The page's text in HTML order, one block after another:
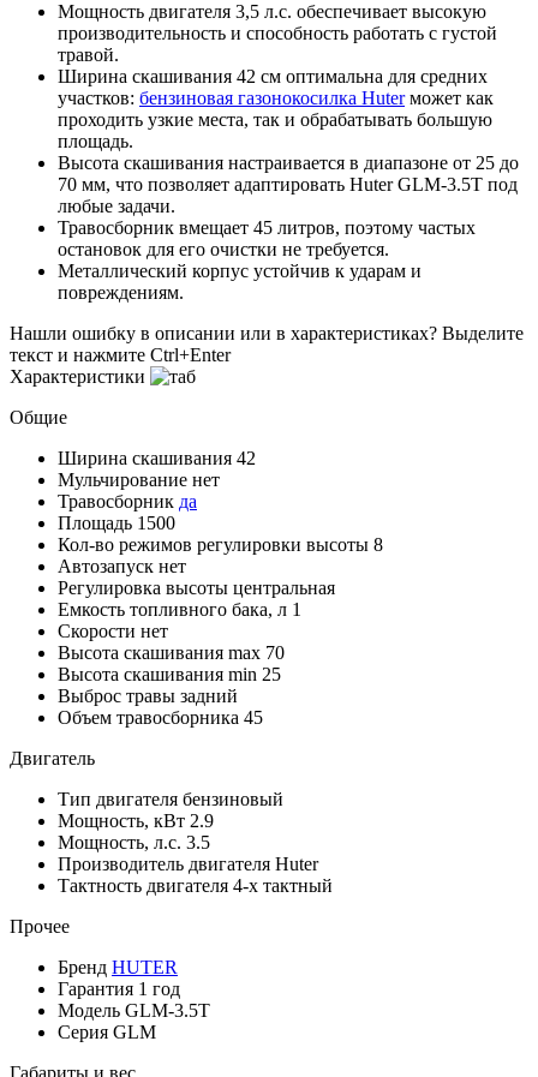
Мощность двигателя 3,5 л.с. обеспечивает высокую
производительность и способность работать с густой
травой.
Ширина скашивания 42 см оптимальна для средних
участков: бензиновая газонокосилка Huterможет как
проходить узкие места, так и обрабатывать большую
площадь.
Высота скашивания настраивается в диапазоне от 25 до
70 мм, что позволяет адаптировать Huter GLM-3.5T под
любые задачи.
Травосборник вмещает 45 литров, поэтому частых
остановок для его очистки не требуется.
Металлический корпус устойчив к ударам и
повреждениям.
Нашли ошибку в описании или в характеристиках? Выделите
текст и нажмите Ctrl+Enter
Характеристики
Общие
Ширина скашивания 42
Мульчирование нет
Травосборник да
Площадь 1500
Кол-во режимов регулировки высоты 8
Автозапуск нет
Регулировка высоты центральная
Емкость топливного бака, л 1
Скорости нет
Высота скашивания max 70
Высота скашивания min 25
Выброс травы задний
Объем травосборника 45
Двигатель
Тип двигателя бензиновый
Мощность, кВт 2.9
Мощность, л.с. 3.5
Производитель двигателя Huter
Тактность двигателя 4-х тактный
Прочее
Бренд HUTER
Гарантия 1 год
Модель GLM-3.5T
Серия GLM